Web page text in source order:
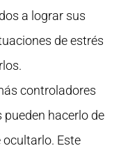
a lograr sus
de estrés
controladores
pueden hacerlo de
Este